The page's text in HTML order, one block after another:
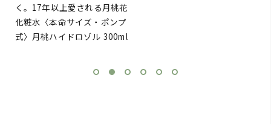
年以上愛される月桃花
〈本命サイズ・ポンプ
桃ハイドロゾル 300ml